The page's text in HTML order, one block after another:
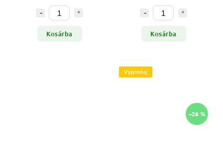
Kosárba Kosárba
Výpredaj
–26 %